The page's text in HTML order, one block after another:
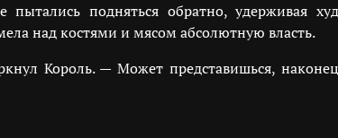
подняться обратно, удерживая
над костями и мясом абсолютную власть.
Король. — Может представишься,